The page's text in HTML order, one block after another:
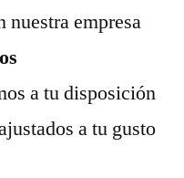
nuestra empresa
a tu disposición
a tu gusto